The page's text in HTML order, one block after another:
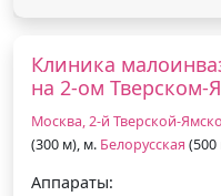
Клиника
на 2-ом Тверском-
Москва, 2-й Тверской-
(300 м), м. Белорусская (500
Аппараты: